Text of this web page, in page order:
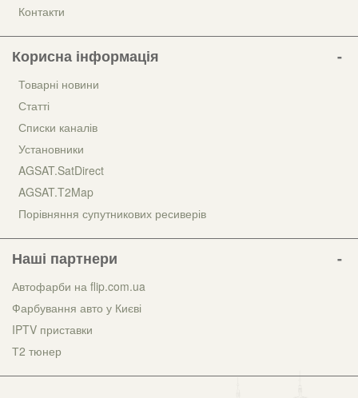
Контакти
Корисна інформація
Товарні новини
Статті
Списки каналів
Установники
AGSAT.SatDirect
AGSAT.T2Map
Порівняння супутникових ресиверів
Наші партнери
Автофарби на flip.com.ua
Фарбування авто у Києві
IPTV приставки
Т2 тюнер